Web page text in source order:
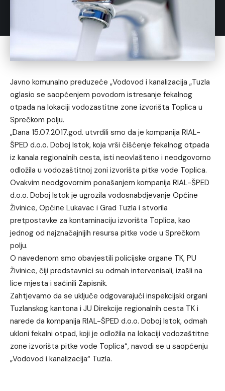
Javno komunalno preduzeće „Vodovod i kanalizacija „Tuzla
oglasio se saopćenjem povodom istresanje fekalnog
otpada na lokaciji vodozastitne zone izvorišta Toplica u
Sprečkom polju.
„Dana 15.07.2017.god. utvrdili smo da je kompanija RIAL-
ŠPED d.o.o. Doboj Istok, koja vrši čišćenje fekalnog otpada
iz kanala regionalnih cesta, isti neovlašteno i neodgovorno
odložila u vodozaštitnoj zoni izvorišta pitke vode Toplica.
Ovakvim neodgovornim ponašanjem kompanija RIAL-ŠPED
d.o.o. Doboj Istok je ugrozila vodosnabdjevanje Općine
Živinice, Općine Lukavac i Grad Tuzla i stvorila
pretpostavke za kontaminaciju izvorišta Toplica, kao
jednog od najznačajnijih resursa pitke vode u Sprečkom
polju.
O navedenom smo obavjestili policijske organe TK, PU
Živinice, čiji predstavnici su odmah intervenisali, izašli na
lice mjesta i sačinili Zapisnik.
Zahtjevamo da se uključe odgovarajući inspekcijski organi
Tuzlanskog kantona i JU Direkcije regionalnih cesta TK i
narede da kompanija RIAL-ŠPED d.o.o. Doboj Istok, odmah
ukloni fekalni otpad, koji je odložila na lokaciji vodozaštitne
zone izvorišta pitke vode Toplica“, navodi se u saopćenju
„Vodovod i kanalizacija“ Tuzla.